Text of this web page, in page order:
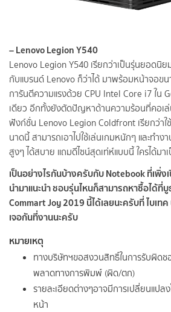
– Lenovo Legion Y540
Lenovo Legion Y540 เรียกว่าเป็นรุ่นยอดนิ
กับแบรนด์ Lenovo ก็ว่าได้ มาพร้อมหน้าจอขน
การันตีความแรงด้วย CPU Intel Core i7 ใน
เดียว อีกทั้งยังตัดปัญหาด้านความร้อนที่คอเล่
ฟังก์ชั่น Lenovo Legion Coldfront เรียกว่า
นาดนี้ สามารถเอาไปใช้เล่นเกมหนักๆ และทำ
สูงๆ ได้สบาย แถมดีไซน์สุดเท่ห์แบบนี้ ใครได้มา
เป็นอย่างไรกันบ้างครับกับ Notebook ที่เพิ่ง
นำมาแนะนำ ชอบรุ่นไหนก็สามารถหาซื้อได้ที่บู
Commart Joy 2019 นี้ได้เลยนะครับที่ ไบเท
เจอกันที่งานนะครับ
หมายเหตุ
ทางบริษัทฯขอสงวนสิทธิ์ในการรับผิด
พลาดทางการพิมพ์ (ผิด/ตก)
รายละเอียดต่างๆอาจมีการเปลี่ยนแปล
หน้า